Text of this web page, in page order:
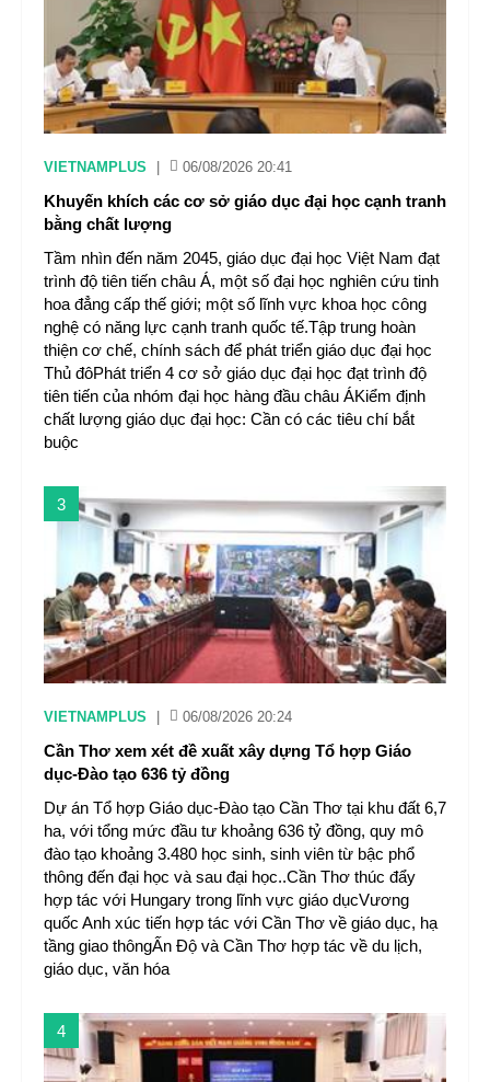
VIETNAMPLUS 06/08/2026 20:41
Khuyến khích các cơ sở giáo dục đại học cạnh tranh
bằng chất lượng
Tầm nhìn đến năm 2045, giáo dục đại học Việt Nam đạt
trình độ tiên tiến châu Á, một số đại học nghiên cứu tinh
hoa đẳng cấp thế giới; một số lĩnh vực khoa học công
nghệ có năng lực cạnh tranh quốc tế.Tập trung hoàn
thiện cơ chế, chính sách để phát triển giáo dục đại học
Thủ đôPhát triển 4 cơ sở giáo dục đại học đạt trình độ
tiên tiến của nhóm đại học hàng đầu châu ÁKiểm định
chất lượng giáo dục đại học: Cần có các tiêu chí bắt
buộc
3
VIETNAMPLUS 06/08/2026 20:24
Cần Thơ xem xét đề xuất xây dựng Tổ hợp Giáo
dục-Đào tạo 636 tỷ đồng
Dự án Tổ hợp Giáo dục-Đào tạo Cần Thơ tại khu đất 6,7
ha, với tổng mức đầu tư khoảng 636 tỷ đồng, quy mô
đào tạo khoảng 3.480 học sinh, sinh viên từ bậc phổ
thông đến đại học và sau đại học..Cần Thơ thúc đẩy
hợp tác với Hungary trong lĩnh vực giáo dụcVương
quốc Anh xúc tiến hợp tác với Cần Thơ về giáo dục, hạ
tầng giao thôngẤn Độ và Cần Thơ hợp tác về du lịch,
giáo dục, văn hóa
4